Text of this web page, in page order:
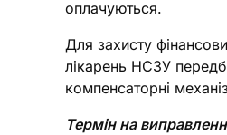
оплачуються.
Для захисту
лікарень НСЗУ
компенсаторні
Термін на